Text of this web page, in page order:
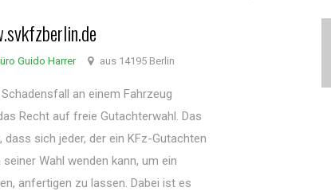
Guido Harrer aus 14195 Berlin
an einem Fahrzeug
Recht auf freie Gutachterwahl. Das
dass sich jeder, der ein KFz-Gutachten
Wahl wenden kann, um ein
anfertigen zu lassen. Dabei ist es